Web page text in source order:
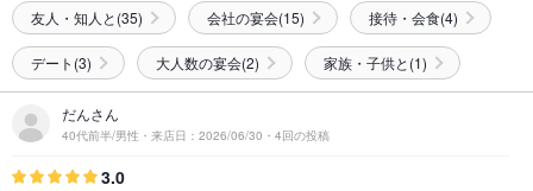
友人・知人と(35) 会社の宴会(15) 接待・会食(4)
デート(3) 大人数の宴会(2) 家族・子供と(1)
だんさん
40代前半/男性・来店日：2026/06/30・4回の投稿
3.0